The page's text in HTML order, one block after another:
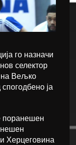
го назначи
селектор
на Вељко
ја
поранешен
Херцеговина